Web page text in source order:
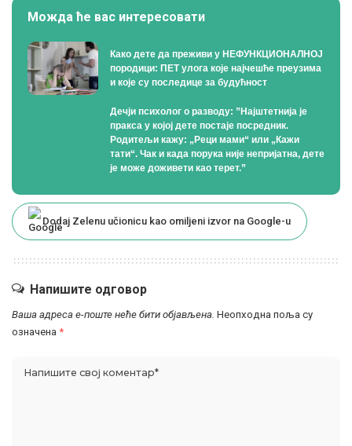
Можда ће вас интересовати
Како дете да преживи у НЕФУНКЦИОНАЛНОЈ
породици: ПЕТ улога које најчешће преузима
и које су последице за будућност
Дечји психолог о разводу: ”Најштетнија је
пракса у којој дете постаје посредник.
Родитељи кажу: „Реци мами“ или „Кажи
тати“. Чак и када порука није непријатна, дете
је може доживети као терет.”
Dodaj Zelenu učionicu kao omiljeni izvor na Google-u
Напишите одговор
Ваша адреса е-поште неће бити објављена. Неопходна поља су
означена *